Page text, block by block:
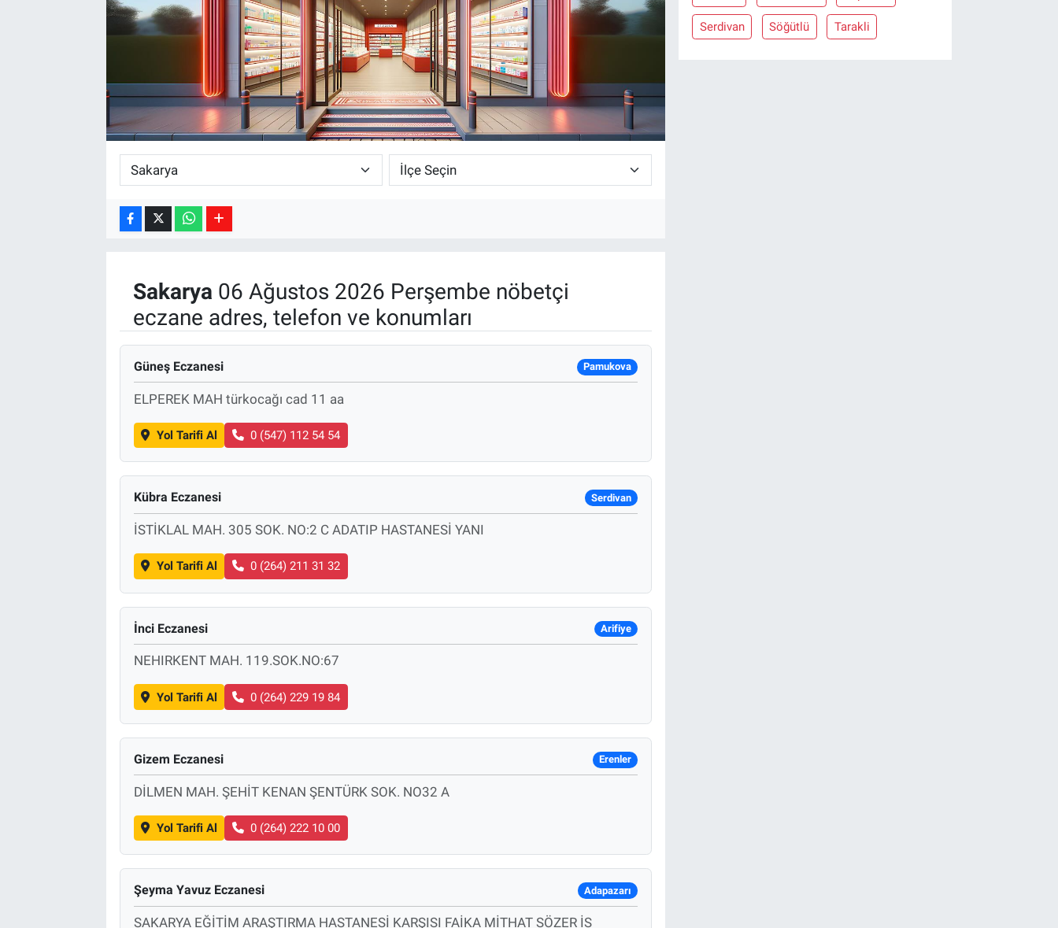
Sakarya 06 Ağustos 2026 Perşembe nöbetçi
eczane adres, telefon ve konumları
Güneş Eczanesi Pamukova
ELPEREK MAH türkocağı cad 11 aa
Yol Tarifi Al 0 (547) 112 54 54
Kübra Eczanesi Serdivan
İSTİKLAL MAH. 305 SOK. NO:2 C ADATIP HASTANESİ YANI
Yol Tarifi Al 0 (264) 211 31 32
İnci Eczanesi Arifiye
NEHIRKENT MAH. 119.SOK.NO:67
Yol Tarifi Al 0 (264) 229 19 84
Gizem Eczanesi Erenler
DİLMEN MAH. ŞEHİT KENAN ŞENTÜRK SOK. NO32 A
Yol Tarifi Al 0 (264) 222 10 00
Şeyma Yavuz Eczanesi Adapazarı
SAKARYA EĞİTİM ARAŞTIRMA HASTANESİ KARŞISI FAİKA MİTHAT SÖZER İS
Serdivan Söğütlü Tarakli